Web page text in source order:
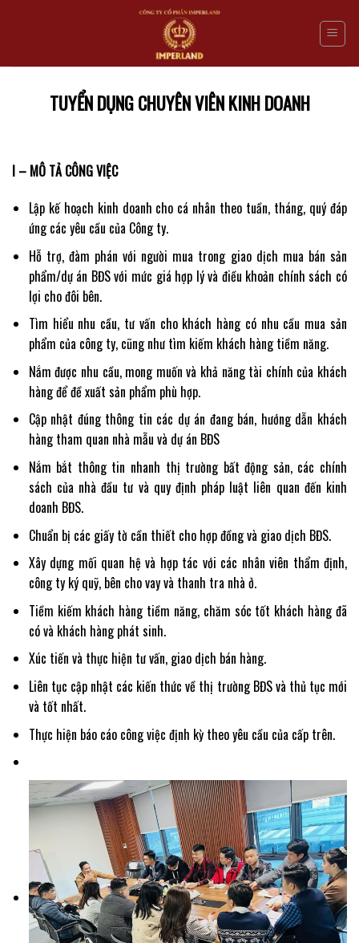
TUYỂN DỤNG CHUYÊN VIÊN KINH DOANH
I – MÔ TẢ CÔNG VIỆC
Lập kế hoạch kinh doanh cho cá nhân theo tuần, tháng, quý đáp
ứng các yêu cầu của Công ty.
Hỗ trợ, đàm phán với người mua trong giao dịch mua bán sản
phẩm/dự án BĐS với mức giá hợp lý và điều khoản chính sách có
lợi cho đôi bên.
Tìm hiểu nhu cầu, tư vấn cho khách hàng có nhu cầu mua sản
phẩm của công ty, cũng như tìm kiếm khách hàng tiềm năng.
Nắm được nhu cầu, mong muốn và khả năng tài chính của khách
hàng để đề xuất sản phẩm phù hợp.
Cập nhật đúng thông tin các dự án đang bán, hướng dẫn khách
hàng tham quan nhà mẫu và dự án BĐS
Nắm bắt thông tin nhanh thị trường bất động sản, các chính
sách của nhà đầu tư và quy định pháp luật liên quan đến kinh
doanh BĐS.
Chuẩn bị các giấy tờ cần thiết cho hợp đồng và giao dịch BĐS.
Xây dựng mối quan hệ và hợp tác với các nhân viên thẩm định,
công ty ký quỹ, bên cho vay và thanh tra nhà ở.
Tiềm kiếm khách hàng tiềm năng, chăm sóc tốt khách hàng đã
có và khách hàng phát sinh.
Xúc tiến và thực hiện tư vấn, giao dịch bán hàng.
Liên tục cập nhật các kiến thức về thị trường BĐS và thủ tục mới
và tốt nhất.
Thực hiện báo cáo công việc định kỳ theo yêu cầu của cấp trên.